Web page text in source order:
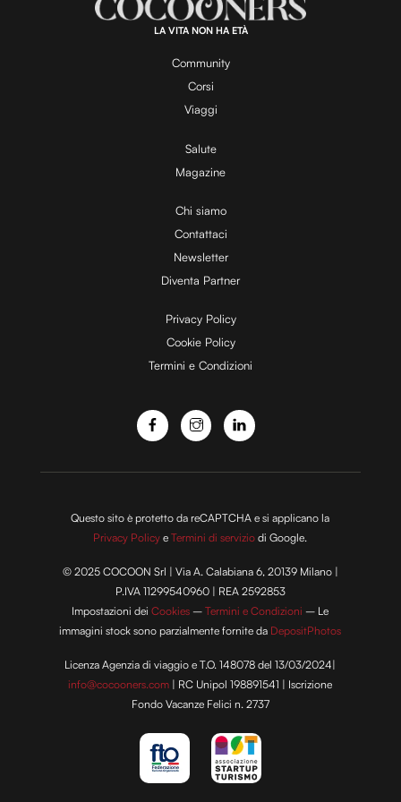
y
V
i
d
e
o
0
0
.
0
LA VITA NON HA ETÀ
Community
Corsi
Viaggi
Salute
Magazine
Chi siamo
Contattaci
Newsletter
Diventa Partner
Privacy Policy
Cookie Policy
Termini e Condizioni
Questo sito è protetto da reCAPTCHA e si applicano la
Privacy Policy eTermini di servizio di Google.
© 2025 COCOON Srl | Via A. Calabiana 6, 20139 Milano |
P.IVA 11299540960 | REA 2592853
Impostazioni deiCookies –Termini e Condizioni – Le
immagini stock sono parzialmente fornite da DepositPhotos
Licenza Agenzia di viaggio e T.O. 148078 del 13/03/2024|
info@cocooners.com | RC Unipol 198891541 | Iscrizione
Fondo Vacanze Felici n. 2737